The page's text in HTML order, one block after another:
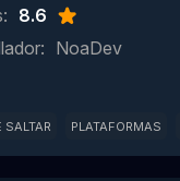
8.6
NoaDev
SALTAR PLATAFORMAS